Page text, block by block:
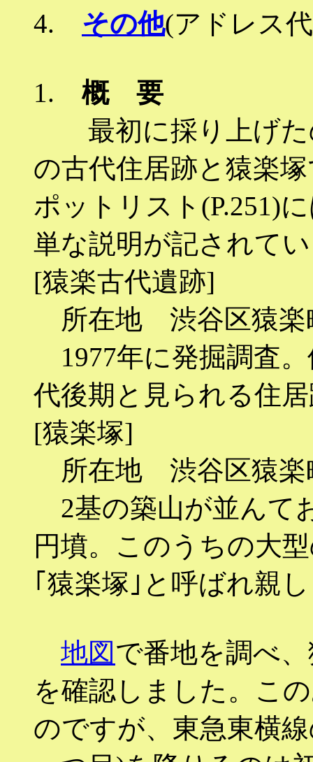
4. その他(アドレス
1. 概 要
最初に採り上げた
の古代住居跡と猿楽
ポットリスト(P.251)
単な説明が記されて
[猿楽古代遺跡]
所在地 渋谷区猿楽
1977年に発掘調査
代後期と見られる住
[猿楽塚]
所在地 渋谷区猿楽
2基の築山が並んて
円墳。このうちの大
｢猿楽塚｣と呼ばれ親
地図で番地を調べ
を確認しました。こ
のですが、東急東横